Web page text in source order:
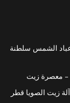
الشمس سلطنة
– معصرة زيت
زيت الصويا قطر